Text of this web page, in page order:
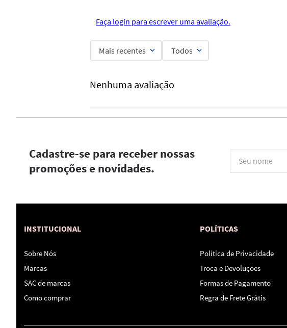
Faça login para escrever uma avaliação.
Mais recentes Todos
Nenhuma avaliação
Cadastre-se para receber nossas
promoções e novidades.
INSTITUCIONAL
Sobre Nós
Marcas
SAC de marcas
Como comprar
POLÍTICAS
Política de Privacidade
Troca e Devoluções
Formas de Pagamento
Regra de Frete Grátis